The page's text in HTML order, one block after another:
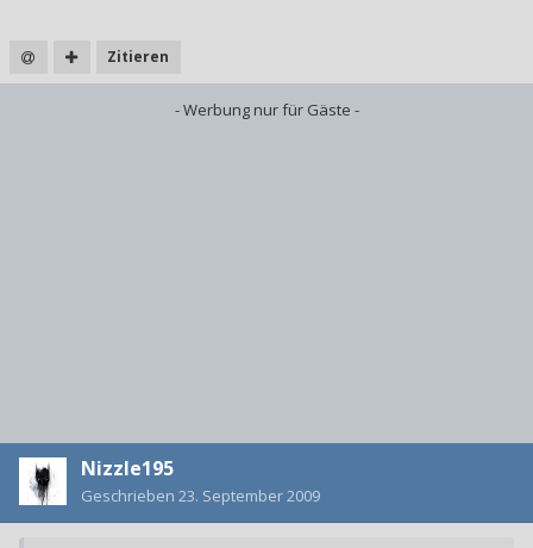
Zitieren
- Werbung nur für Gäste -
Nizzle195
Geschrieben 23. September 2009